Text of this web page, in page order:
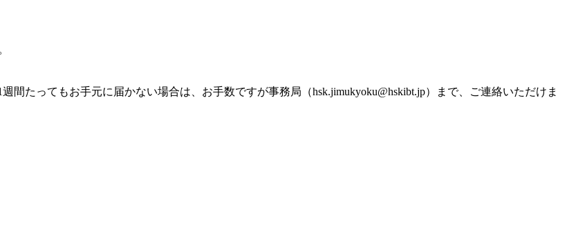
たってもお手元に届かない場合は、お手数ですが事務局（hsk.jimukyoku@hskibt.jp）まで、ご連絡いただけま